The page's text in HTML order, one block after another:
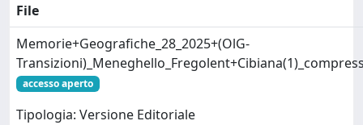
File
Memorie+Geografiche_28_2025+(OlG-
accesso aperto
Tipologia: Versione Editoriale